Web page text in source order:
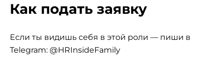
Как подать заявку
Если ты видишь себя в этой роли — пиши в
Telegram: @HRInsideFamily